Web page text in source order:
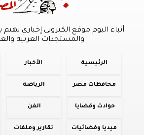
أنباء اليوم موقع الكترونى إخباري يهتم
والمستجدات العربية
الرئيسية الأخبار
محافظات مصر الرياضة
حوادث وقضايا الفن
ميديا وفضائيات تقارير وملفات